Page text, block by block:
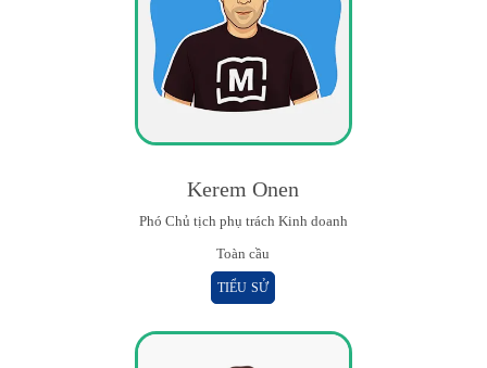
Kerem Onen
Phó Chủ tịch phụ trách Kinh doanh
Toàn cầu
TIỂU SỬ